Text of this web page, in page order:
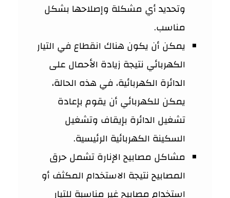
وتحديد أي مشكلة وإصلاحها بشكل
مناسب.
يمكن أن يكون هناك انقطاع في التيار
الكهربائي نتيجة زيادة الأحمال على
الدائرة الكهربائية، في هذه الحالة،
يمكن للكهربائي أن يقوم بإعادة
تشغيل الدائرة بإيقاف وتشغيل
السكينة الكهربائية الرئيسية.
مشاكل مصابيح الإنارة تشمل حرق
المصابيح نتيجة الاستخدام المكثف أو
استخدام مصابيح غير مناسبة للتيار